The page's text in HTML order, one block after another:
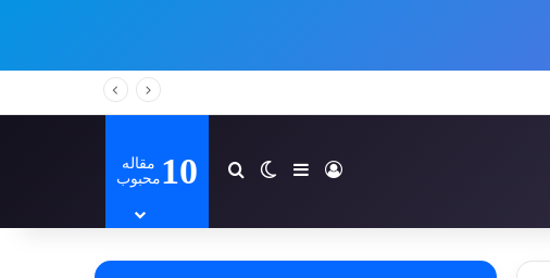
ورودسایدبارتغییر پوسته
جستجو برای
10 مقاله
محبوب